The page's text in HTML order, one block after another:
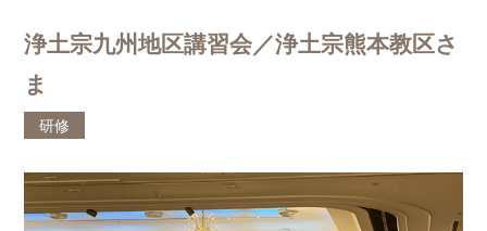
浄土宗九州地区講習会／浄土宗熊本教区さ
ま
研修